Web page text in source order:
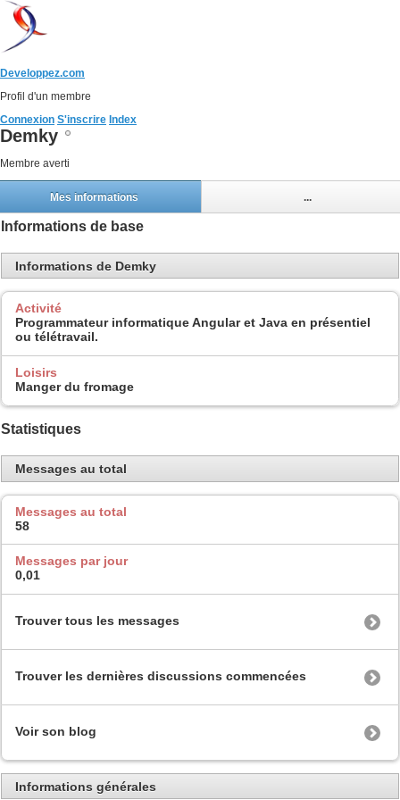
Developpez.com
Profil d'un membre
Connexion S'inscrire Index
Demky
Membre averti
Mes informations ...
Informations de base
Informations de Demky
Activité
Programmateur informatique Angular et Java en présentiel
ou télétravail.
Loisirs
Manger du fromage
Statistiques
Messages au total
Messages au total
58
Messages par jour
0,01
Trouver tous les messages
Trouver les dernières discussions commencées
Voir son blog
Informations générales